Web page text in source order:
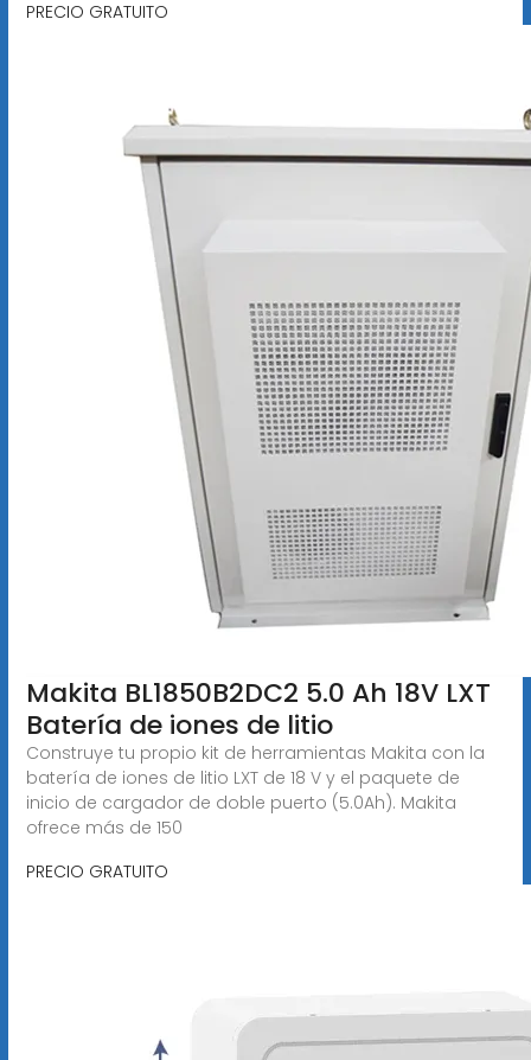
PRECIO GRATUITO
Makita BL1850B2DC2 5.0 Ah 18V LXT
Batería de iones de litio
Construye tu propio kit de herramientas Makita con la
batería de iones de litio LXT de 18 V y el paquete de
inicio de cargador de doble puerto (5.0Ah). Makita
ofrece más de 150
PRECIO GRATUITO